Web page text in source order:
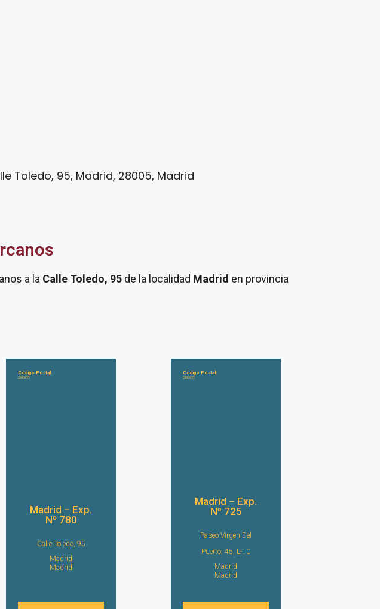
Toledo, 95, Madrid, 28005, Madrid
a la Calle Toledo, 95 de la localidad Madrid en provincia
Código Postal:
28005
Madrid – Exp.
Nº 780
Calle Toledo, 95
Madrid
Madrid
Código Postal:
28005
Madrid – Exp.
Nº 725
Paseo Virgen Del
Puerto, 45, L-10
Madrid
Madrid